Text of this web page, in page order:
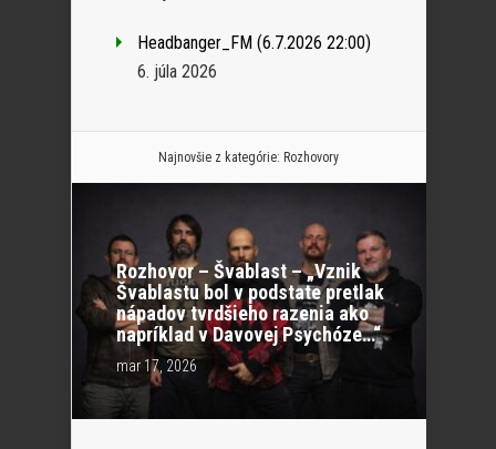
Headbanger_FM (6.7.2026 22:00)
6. júla 2026
Najnovšie z kategórie: Rozhovory
Rozhovor – Švablast – „Vznik
Švablastu bol v podstate pretlak
nápadov tvrdšieho razenia ako
napríklad v Davovej Psychóze…“
mar 17, 2026